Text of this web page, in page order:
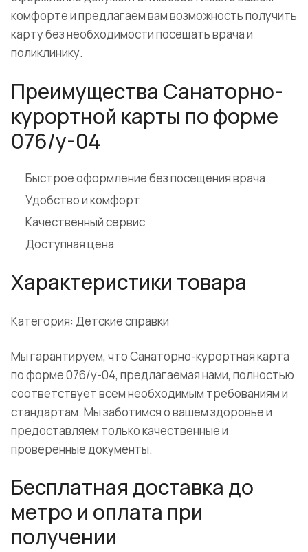
комфорте и предлагаем вам возможность получить
карту без необходимости посещать врача и
поликлинику.
Преимущества Санаторно-
курортной карты по форме
076/у-04
Быстрое оформление без посещения врача
Удобство и комфорт
Качественный сервис
Доступная цена
Характеристики товара
Категория: Детские справки
Мы гарантируем, что Санаторно-курортная карта
по форме 076/у-04, предлагаемая нами, полностью
соответствует всем необходимым требованиям и
стандартам. Мы заботимся о вашем здоровье и
предоставляем только качественные и
проверенные документы.
Бесплатная доставка до
метро и оплата при
получении